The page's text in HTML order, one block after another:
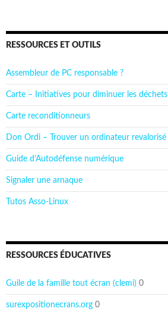
RESSOURCES ET OUTILS
Assembleur de PC responsable ?
Carte – Initiatives pour diminuer les déchets
Carte reconditionneurs
Don Ordi – Trouver un ordinateur revalorisé
Guide d'Autodéfense numérique
Signaler une arnaque
Tutos Asso-Linux
RESSOURCES ÉDUCATIVES
Guile de la famille tout écran (clemi) 0
surexpositionecrans.org 0